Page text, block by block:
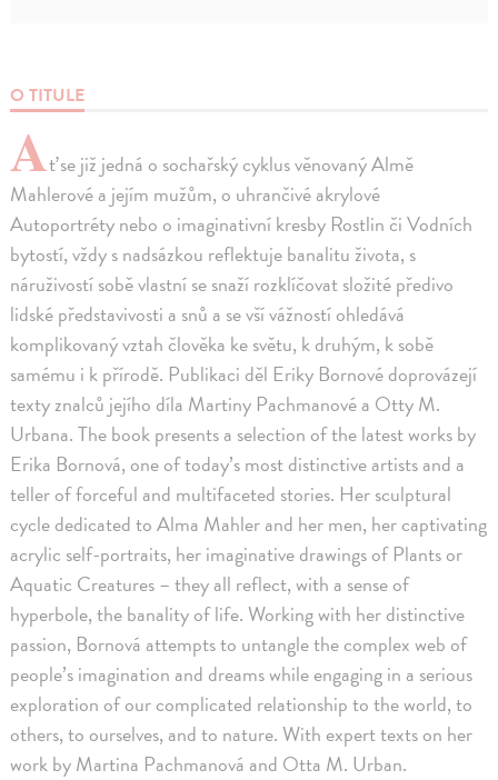
O TITULE
Ať se již jedná o sochařský cyklus věnovaný Almě
Mahlerové a jejím mužům, o uhrančivé akrylové
Autoportréty nebo o imaginativní kresby Rostlin či Vodních
bytostí, vždy s nadsázkou reflektuje banalitu života, s
náruživostí sobě vlastní se snaží rozklíčovat složité předivo
lidské představivosti a snů a se vší vážností ohledává
komplikovaný vztah člověka ke světu, k druhým, k sobě
samému i k přírodě. Publikaci děl Eriky Bornové doprovázejí
texty znalců jejího díla Martiny Pachmanové a Otty M.
Urbana. The book presents a selection of the latest works by
Erika Bornová, one of today’s most distinctive artists and a
teller of forceful and multifaceted stories. Her sculptural
cycle dedicated to Alma Mahler and her men, her captivating
acrylic self-portraits, her imaginative drawings of Plants or
Aquatic Creatures – they all reflect, with a sense of
hyperbole, the banality of life. Working with her distinctive
passion, Bornová attempts to untangle the complex web of
people’s imagination and dreams while engaging in a serious
exploration of our complicated relationship to the world, to
others, to ourselves, and to nature. With expert texts on her
work by Martina Pachmanová and Otta M. Urban.